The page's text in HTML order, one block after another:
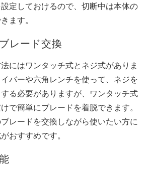
定しておけるので、切断中は本体の
ます。
レード交換
にはワンタッチ式とネジ式がありま
バーや六角レンチを使って、ネジを
る必要がありますが、ワンタッチ式
で簡単にブレードを着脱できます。
レードを交換しながら使いたい方に
おすすめです。